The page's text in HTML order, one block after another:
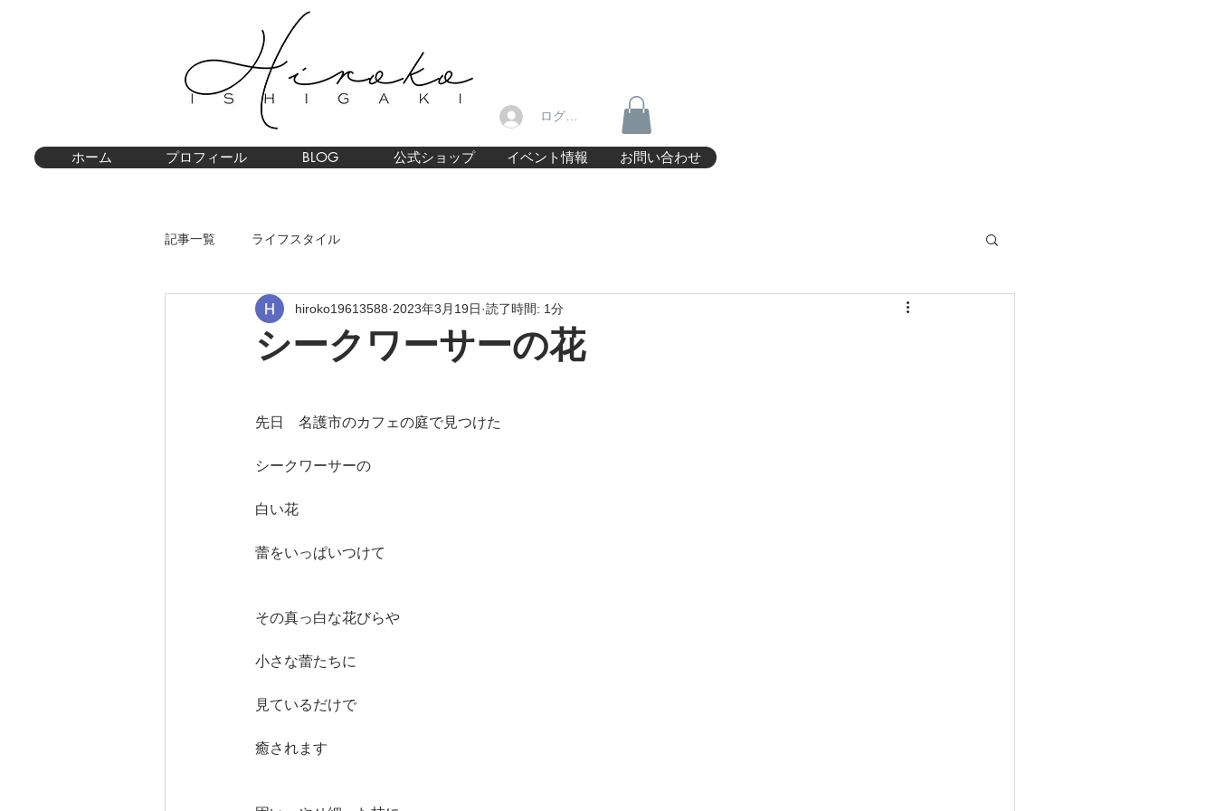
ログイン
ホーム プロフィール BLOG 公式ショップ イベント情報 お問い合わせ
記事一覧 ライフスタイル
シークワーサーの花
hiroko19613588 2023年3月19日 読了時間: 1分
先日　名護市のカフェの庭で見つけた
シークワーサーの
白い花
蕾をいっぱいつけて
その真っ白な花びらや
小さな蕾たちに
見ているだけで
癒されます